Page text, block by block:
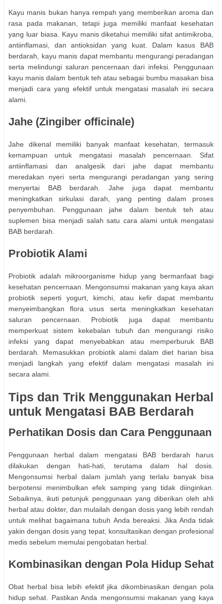
Kayu manis bukan hanya rempah yang memberikan aroma dan
rasa pada makanan, tetapi juga memiliki manfaat kesehatan
yang luar biasa. Kayu manis diketahui memiliki sifat antimikroba,
antiinflamasi, dan antioksidan yang kuat. Dalam kasus BAB
berdarah, kayu manis dapat membantu mengurangi peradangan
serta melindungi saluran pencernaan dari infeksi. Penggunaan
kayu manis dalam bentuk teh atau sebagai bumbu masakan bisa
menjadi cara yang efektif untuk mengatasi masalah ini secara
alami.
Jahe (Zingiber officinale)
Jahe dikenal memiliki banyak manfaat kesehatan, termasuk
kemampuan untuk mengatasi masalah pencernaan. Sifat
antiinflamasi dan analgesik dari jahe dapat membantu
meredakan nyeri serta mengurangi peradangan yang sering
menyertai BAB berdarah. Jahe juga dapat membantu
meningkatkan sirkulasi darah, yang penting dalam proses
penyembuhan. Penggunaan jahe dalam bentuk teh atau
suplemen bisa menjadi salah satu cara alami untuk mengatasi
BAB berdarah.
Probiotik Alami
Probiotik adalah mikroorganisme hidup yang bermanfaat bagi
kesehatan pencernaan. Mengonsumsi makanan yang kaya akan
probiotik seperti yogurt, kimchi, atau kefir dapat membantu
menyeimbangkan flora usus serta meningkatkan kesehatan
saluran pencernaan. Probiotik juga dapat membantu
memperkuat sistem kekebalan tubuh dan mengurangi risiko
infeksi yang dapat menyebabkan atau memperburuk BAB
berdarah. Memasukkan probiotik alami dalam diet harian bisa
menjadi langkah yang efektif dalam mengatasi masalah ini
secara alami.
Tips dan Trik Menggunakan Herbal
untuk Mengatasi BAB Berdarah
Perhatikan Dosis dan Cara Penggunaan
Penggunaan herbal dalam mengatasi BAB berdarah harus
dilakukan dengan hati-hati, terutama dalam hal dosis.
Mengonsumsi herbal dalam jumlah yang terlalu banyak bisa
berpotensi menimbulkan efek samping yang tidak diinginkan.
Sebaiknya, ikuti petunjuk penggunaan yang diberikan oleh ahli
herbal atau dokter, dan mulailah dengan dosis yang lebih rendah
untuk melihat bagaimana tubuh Anda bereaksi. Jika Anda tidak
yakin dengan dosis yang tepat, konsultasikan dengan profesional
medis sebelum memulai pengobatan herbal.
Kombinasikan dengan Pola Hidup Sehat
Obat herbal bisa lebih efektif jika dikombinasikan dengan pola
hidup sehat. Pastikan Anda mengonsumsi makanan yang kaya